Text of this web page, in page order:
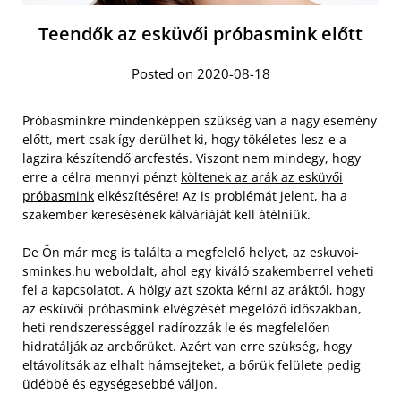
Teendők az esküvői próbasmink előtt
Posted on 2020-08-18
Próbasminkre mindenképpen szükség van a nagy esemény
előtt, mert csak így derülhet ki, hogy tökéletes lesz-e a
lagzira készítendő arcfestés. Viszont nem mindegy, hogy
erre a célra mennyi pénzt költenek az arák az esküvői
próbasmink elkészítésére! Az is problémát jelent, ha a
szakember keresésének kálváriáját kell átélniük.
De Ön már meg is találta a megfelelő helyet, az eskuvoi-
sminkes.hu weboldalt, ahol egy kiváló szakemberrel veheti
fel a kapcsolatot. A hölgy azt szokta kérni az aráktól, hogy
az esküvői próbasmink elvégzését megelőző időszakban,
heti rendszerességgel radírozzák le és megfelelően
hidratálják az arcbőrüket. Azért van erre szükség, hogy
eltávolítsák az elhalt hámsejteket, a bőrük felülete pedig
üdébbé és egységesebbé váljon.